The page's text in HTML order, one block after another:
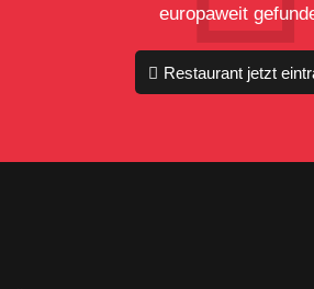
europaweit
Restaurant jetzt